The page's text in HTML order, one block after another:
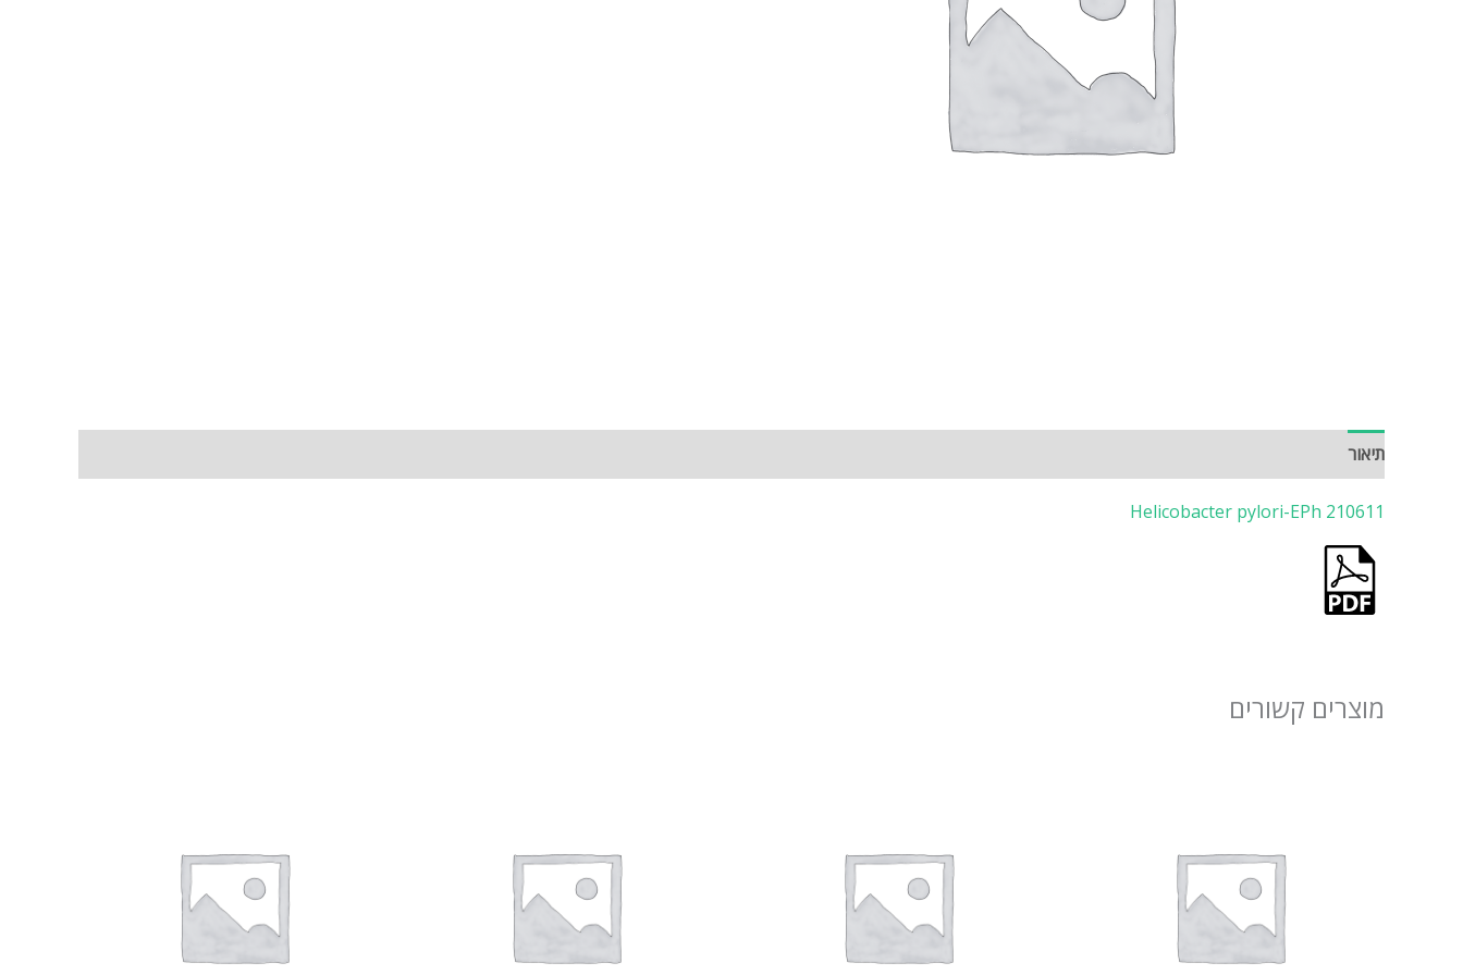
תיאור
Helicobacter pylori-EPh 210611
מוצרים קשורים